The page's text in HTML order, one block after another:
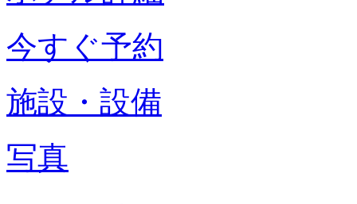
今すぐ予約
施設・設備
写真